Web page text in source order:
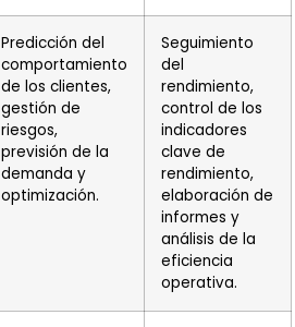
Predicción del
comportamiento
de los clientes,
gestión de
riesgos,
previsión de la
demanda y
optimización.
Seguimiento
del
rendimiento,
control de los
indicadores
clave de
rendimiento,
elaboración de
informes y
análisis de la
eficiencia
operativa.